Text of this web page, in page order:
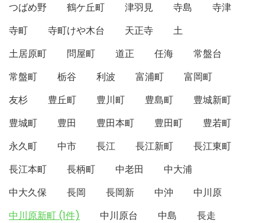
つばめ野
鶴ケ丘町 津羽見 寺島
寺津
寺町
寺町けや木台 天正寺
土
土居原町
問屋町 道正 任海
常盤台
常盤町
栃谷 利波 富浦町
富岡町
友杉
豊丘町 豊川町 豊島町
豊城新町
豊城町
豊田 豊田本町 豊田町
豊若町
永久町
中市 長江 長江新町
長江東町
長江本町
長柄町 中老田
中大浦
中大久保
長岡 長岡新 中沖
中川原
中川原新町 (1件)
中川原台 中島
長走